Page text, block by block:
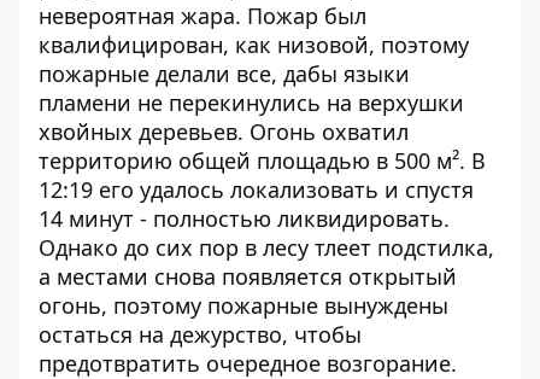
невероятная жара. Пожар был
квалифицирован, как низовой, поэтому
пожарные делали все, дабы языки
пламени не перекинулись на верхушки
хвойных деревьев. Огонь охватил
территорию общей площадью в 500 м². В
12:19 его удалось локализовать и спустя
14 минут - полностью ликвидировать.
Однако до сих пор в лесу тлеет подстилка,
а местами снова появляется открытый
огонь, поэтому пожарные вынуждены
остаться на дежурство, чтобы
предотвратить очередное возгорание.